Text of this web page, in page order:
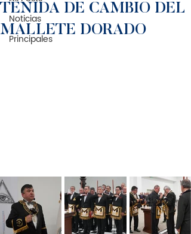
Noticias
Principales
TENIDA DE CAMBIO DEL
MALLETE DORADO